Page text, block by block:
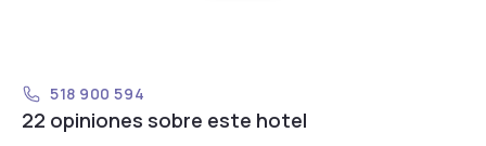
518 900 594
22 opiniones sobre este hotel